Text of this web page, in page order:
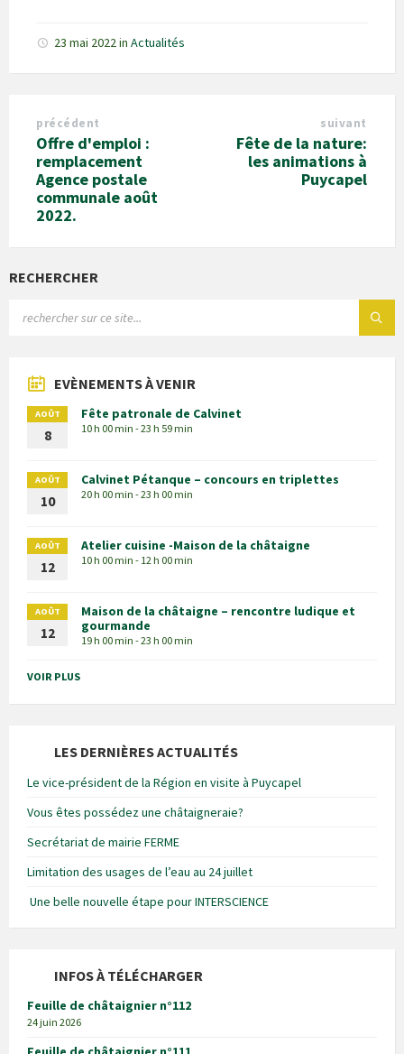
23 mai 2022in Actualités
précédent
Offre d'emploi :
remplacement
Agence postale
communale août
2022.
suivant
Fête de la nature:
les animations à
Puycapel
RECHERCHER
EVÈNEMENTS À VENIR
AOÛT
8
Fête patronale de Calvinet
10 h 00 min - 23 h 59 min
AOÛT
10
Calvinet Pétanque – concours en triplettes
20 h 00 min - 23 h 00 min
AOÛT
12
Atelier cuisine -Maison de la châtaigne
10 h 00 min - 12 h 00 min
AOÛT
12
Maison de la châtaigne – rencontre ludique et
gourmande
19 h 00 min - 23 h 00 min
VOIR PLUS
LES DERNIÈRES ACTUALITÉS
Le vice-président de la Région en visite à Puycapel
Vous êtes possédez une châtaigneraie?
Secrétariat de mairie FERME
Limitation des usages de l’eau au 24 juillet
Une belle nouvelle étape pour INTERSCIENCE
INFOS À TÉLÉCHARGER
Feuille de châtaignier n°112
24 juin 2026